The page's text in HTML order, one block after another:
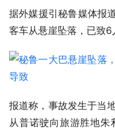
据外媒援引秘鲁媒体报
客车从悬崖坠落，已致6
报道称，事故发生于当
从普诺驶向旅游胜地